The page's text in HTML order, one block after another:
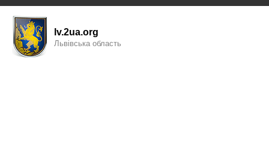
lv.2ua.org
Львівська область